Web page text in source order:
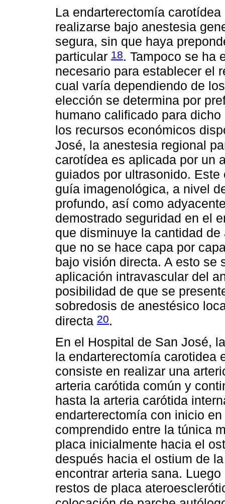
La endarterectomía
realizarse bajo anestesia
segura, sin que haya
particular 18. Tampoco se ha
necesario para establecer el
cual varía dependiendo de
elección se determina por
humano calificado para
los recursos económicos
José, la anestesia regional
carotídea es aplicada por un
guiados por ultrasonido.
guía imagenológica, a nivel
profundo, así como
demostrado seguridad en el
que disminuye la cantidad
que no se hace capa por
bajo visión directa. A esto se
aplicación intravascular del
posibilidad de que se
sobredosis de anestésico
directa 20.
En el Hospital de San José,
la endarterectomía carotidea
consiste en realizar una
arteria carótida común y
hasta la arteria carótida
endarterectomía con inicio
comprendido entre la túnica
placa inicialmente hacia el
después hacia el ostium de
encontrar arteria sana.
restos de placa